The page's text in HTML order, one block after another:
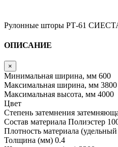
Рулонные шторы РТ-61
ОПИСАНИЕ
×
Минимальная ширина, мм 600
Максимальная ширина, мм 3800
Максимальная высота, мм 4000
Цвет
Степень затемнения
Состав материала Полиэстер
Плотность материала
Толщина (мм) 0.4